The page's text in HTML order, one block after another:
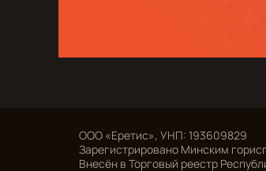
ООО «Еретис», УНП: 193609829
Зарегистрировано Минским
Внесён в Торговый реестр